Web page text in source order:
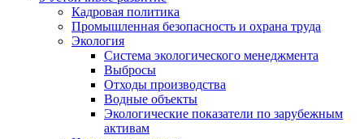
Кадровая политика
Промышленная безопасность и охрана труда
Экология
Система экологического менеджмента
Выбросы
Отходы производства
Водные объекты
Экологические показатели по зарубежным
активам